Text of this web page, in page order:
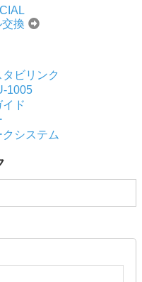
換
ビリンク
1005
ド
システム